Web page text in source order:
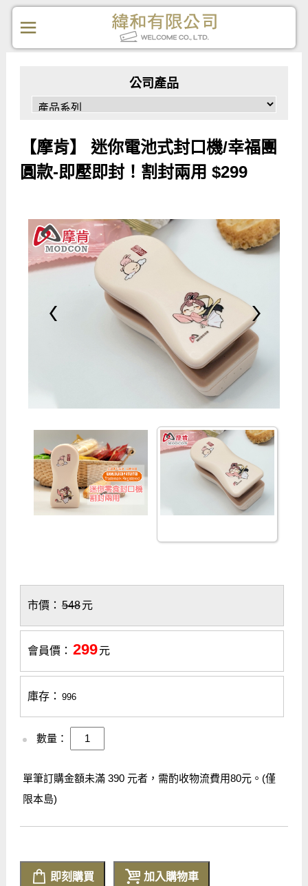
公司產品
【摩肯】 迷你電池式封口機/幸福團
圓款-即壓即封！割封兩用 $299
市價： 548元
會員價： 299元
庫存： 996
數量：
單筆訂購金額未滿 390 元者，需酌收物流費用80元。(僅
限本島)
即刻購買 加入購物車